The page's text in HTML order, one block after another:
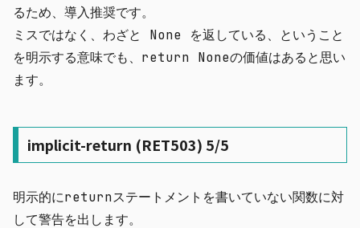
るため、導入推奨です。
ミスではなく、わざと None を返している、ということ
を明示する意味でも、 return Noneの価値はあると思い
ます。
implicit-return (RET503) 5/5
明示的にreturnステートメントを書いていない関数に対
して警告を出します。